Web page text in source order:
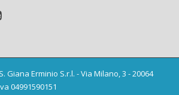
Giana Erminio S.r.l. - Via Milano, 3 - 20064
04991590151